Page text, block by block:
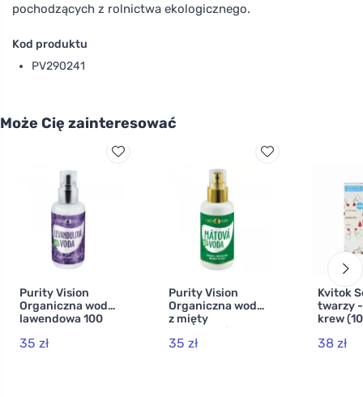
pochodzących z rolnictwa ekologicznego.
Kod produktu
PV290241
Może Cię zainteresować
Purity Vision
Organiczna woda
lawendowa 100
35 zł
Purity Vision
Organiczna woda
z mięty
pieprzowej 100
ml
35 zł
Kvitok
twarzy
krew
38 zł